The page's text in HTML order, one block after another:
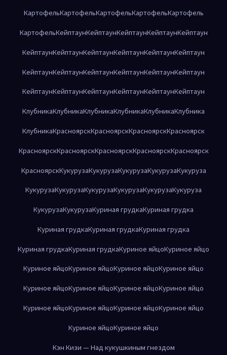
КартофельКартофельКартофельКартофельКартофель
КартофельКейптаунКейптаунКейптаунКейптаунКейптаун
КейптаунКейптаунКейптаунКейптаунКейптаунКейптаун
КейптаунКейптаунКейптаунКейптаунКейптаунКейптаун
КейптаунКейптаунКейптаунКейптаунКейптаунКейптаун
КлубникаКлубникаКлубникаКлубникаКлубникаКлубника
КлубникаКрасноярскКрасноярскКрасноярскКрасноярск
КрасноярскКрасноярскКрасноярскКрасноярскКрасноярск
КрасноярскКукурузаКукурузаКукурузаКукурузаКукуруза
КукурузаКукурузаКукурузаКукурузаКукурузаКукуруза
КукурузаКукурузаКуриная грудкаКуриная грудка
Куриная грудкаКуриная грудкаКуриная грудка
Куриная грудкаКуриная грудкаКуриное яйцоКуриное яйцо
Куриное яйцоКуриное яйцоКуриное яйцоКуриное яйцо
Куриное яйцоКуриное яйцоКуриное яйцоКуриное яйцо
Куриное яйцоКуриное яйцоКуриное яйцоКуриное яйцо
Куриное яйцоКуриное яйцо
Кэн Кизи — Над кукушкиным гнездом